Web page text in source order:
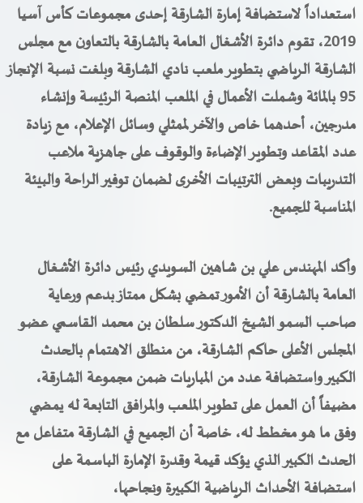
خدمات الموظفين
المكتبة الإلكترونية
استعداداًلاستضافة إمارة الشارقة إحدى مجموعات كأس آسيا
2019، تقوم دائرة الأشغال العامة بالشارقة بالتعاون مع مجلس
الشارقة الرياضي بتطوير ملعب نادي الشارقة وبلغت نسبة الإنجاز
95 بالمائة وشملت الأعمال في الملعب المنصة الرئيسة وإنشاء
مدرجين، أحدهما خاص والآخر لممثلي وسائل الإعلام، مع زيادة
عدد المقاعد وتطوير الإضاءة والوقوف على جاهزية ملاعب
التدريبات وبعض الترتيبات الأخرى لضمان توفير الراحة والبيئة
المناسبة للجميع.
وأكد المهندس علي بن شاهين السويدي رئيس دائرة الأشغال
العامة بالشارقة أن الأمور تمضي بشكل ممتاز بدعم ورعاية
صاحب السمو الشيخ الدكتور سلطان بن محمد القاسمي عضو
المجلس الأعلى حاكم الشارقة، من منطلق الاهتمام بالحدث
الكبير واستضافة عدد من المباريات ضمن مجموعة الشارقة،
مضيفاً أن العمل على تطوير الملعب والمرافق التابعة له يمضي
وفق ما هو مخطط له، خاصة أن الجميع فيالشارقةمتفاعل مع
الحدث الكبير الذي يؤكد قيمة وقدرة الإمارة الباسمة على
استضافة الأحداث الرياضية الكبيرة ونجاحها،